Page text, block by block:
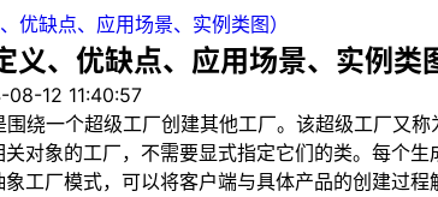
优缺点、应用场景、实例类图）
、优缺点、应用场景、实例类
08-12 11:40:57
围绕一个超级工厂创建其他工厂。该超级工厂又
对象的工厂，不需要显式指定它们的类。每个
工厂模式，可以将客户端与具体产品的创建过程